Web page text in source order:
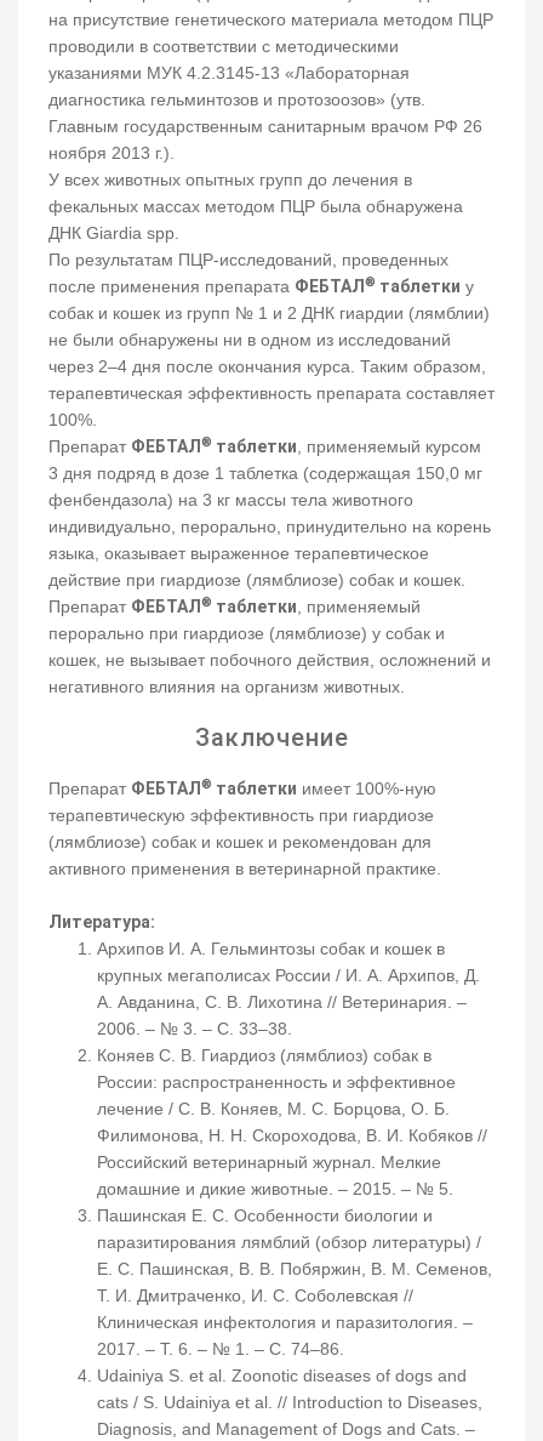
на присутствие генетического материала методом ПЦР
проводили в соответствии с методическими
указаниями МУК 4.2.3145-13 «Лабораторная
диагностика гельминтозов и протозоозов» (утв.
Главным государственным санитарным врачом РФ 26
ноября 2013 г.).
У всех животных опытных групп до лечения в
фекальных массах методом ПЦР была обнаружена
ДНК Giardia spp.
По результатам ПЦР-исследований, проведенных
после применения препарата ФЕБТАЛ ® таблетки у
собак и кошек из групп № 1 и 2 ДНК гиардии (лямблии)
не были обнаружены ни в одном из исследований
через 2–4 дня после окончания курса. Таким образом,
терапевтическая эффективность препарата составляет
100%.
Препарат ФЕБТАЛ ® таблетки , применяемый курсом
3 дня подряд в дозе 1 таблетка (содержащая 150,0 мг
фенбендазола) на 3 кг массы тела животного
индивидуально, перорально, принудительно на корень
языка, оказывает выраженное терапевтическое
действие при гиардиозе (лямблиозе) собак и кошек.
Препарат ФЕБТАЛ ® таблетки , применяемый
перорально при гиардиозе (лямблиозе) у собак и
кошек, не вызывает побочного действия, осложнений и
негативного влияния на организм животных.
Заключение
Препарат ФЕБТАЛ ® таблетки имеет 100%-ную
терапевтическую эффективность при гиардиозе
(лямблиозе) собак и кошек и рекомендован для
активного применения в ветеринарной практике.
Литература:
Архипов И. А. Гельминтозы собак и кошек в
крупных мегаполисах России / И. А. Архипов, Д.
А. Авданина, С. В. Лихотина // Ветеринария. –
2006. – № 3. – С. 33–38.
Коняев С. В. Гиардиоз (лямблиоз) собак в
России: распространенность и эффективное
лечение / С. В. Коняев, М. С. Борцова, О. Б.
Филимонова, Н. Н. Скороходова, В. И. Кобяков //
Российский ветеринарный журнал. Мелкие
домашние и дикие животные. – 2015. – № 5.
Пашинская Е. С. Особенности биологии и
паразитирования лямблий (обзор литературы) /
Е. С. Пашинская, В. В. Побяржин, В. М. Семенов,
Т. И. Дмитраченко, И. С. Соболевская //
Клиническая инфектология и паразитология. –
2017. – Т. 6. – № 1. – С. 74–86.
Udainiya S. et al. Zoonotic diseases of dogs and
cats / S. Udainiya et al. // Introduction to Diseases,
Diagnosis, and Management of Dogs and Cats. –